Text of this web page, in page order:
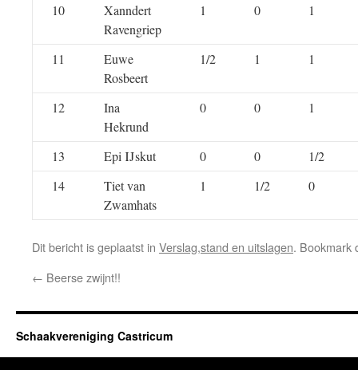
10
Xanndert
Ravengriep
1 0 1
11
Euwe
Rosbeert
1/2 1 1
12
Ina
Hekrund
0 0 1
13 Epi IJskut 0 0
1/2
14
Tiet van
Zwamhats
1 1/2 0
Dit bericht is geplaatst in Verslag,stand en uitslagen. Bookmark
← Beerse zwijnt!!
Schaakvereniging Castricum